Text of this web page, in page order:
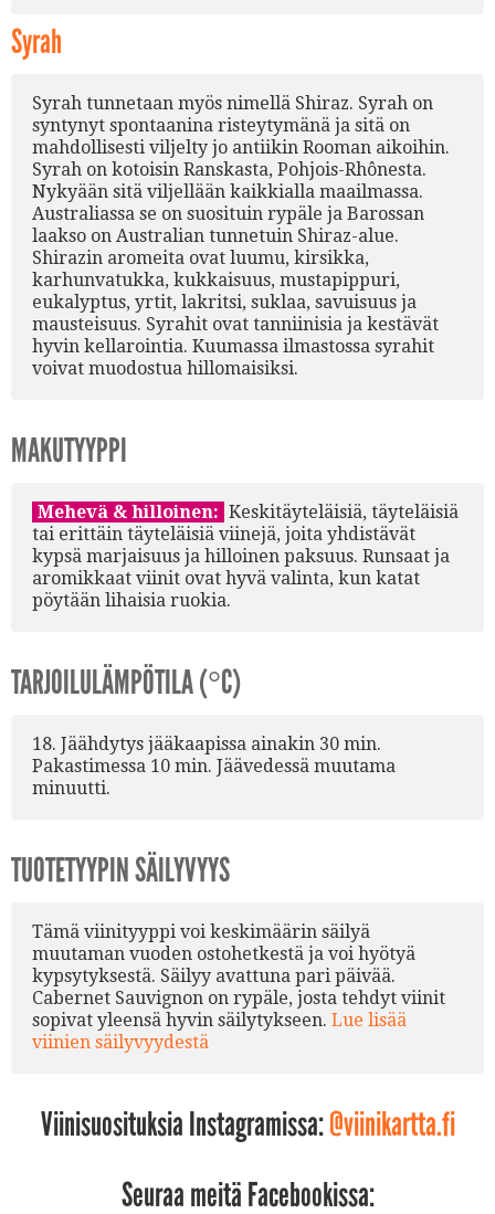
Syrah
Syrah tunnetaan myös nimellä Shiraz. Syrah on
syntynyt spontaanina risteytymänä ja sitä on
mahdollisesti viljelty jo antiikin Rooman aikoihin.
Syrah on kotoisin Ranskasta, Pohjois-Rhônesta.
Nykyään sitä viljellään kaikkialla maailmassa.
Australiassa se on suosituin rypäle ja Barossan
laakso on Australian tunnetuin Shiraz-alue.
Shirazin aromeita ovat luumu, kirsikka,
karhunvatukka, kukkaisuus, mustapippuri,
eukalyptus, yrtit, lakritsi, suklaa, savuisuus ja
mausteisuus. Syrahit ovat tanniinisia ja kestävät
hyvin kellarointia. Kuumassa ilmastossa syrahit
voivat muodostua hillomaisiksi.
MAKUTYYPPI
Mehevä & hilloinen: Keskitäyteläisiä, täyteläisiä
tai erittäin täyteläisiä viinejä, joita yhdistävät
kypsä marjaisuus ja hilloinen paksuus. Runsaat ja
aromikkaat viinit ovat hyvä valinta, kun katat
pöytään lihaisia ruokia.
TARJOILULÄMPÖTILA (°C)
18. Jäähdytys jääkaapissa ainakin 30 min.
Pakastimessa 10 min. Jäävedessä muutama
minuutti.
TUOTETYYPIN SÄILYVYYS
Tämä viinityyppi voi keskimäärin säilyä
muutaman vuoden ostohetkestä ja voi hyötyä
kypsytyksestä. Säilyy avattuna pari päivää.
Cabernet Sauvignon on rypäle, josta tehdyt viinit
sopivat yleensä hyvin säilytykseen. Lue lisää
viinien säilyvyydestä
Viinisuosituksia Instagramissa:@viinikartta.fi
Seuraa meitä Facebookissa: